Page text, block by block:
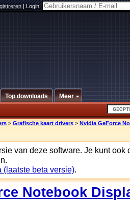
|Login:
Top downloads Meer
> Grafische kaart drivers > Nvidia GeForce
van deze software. Je kunt ook
(laatste beta versie).
Notebook